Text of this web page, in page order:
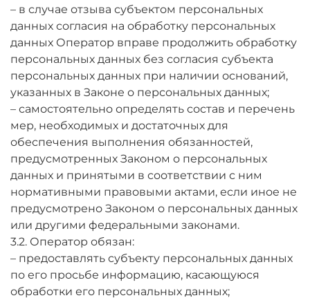
– в случае отзыва субъектом персональных
данных согласия на обработку персональных
данных Оператор вправе продолжить обработку
персональных данных без согласия субъекта
персональных данных при наличии оснований,
указанных в Законе о персональных данных;
– самостоятельно определять состав и перечень
мер, необходимых и достаточных для
обеспечения выполнения обязанностей,
предусмотренных Законом о персональных
данных и принятыми в соответствии с ним
нормативными правовыми актами, если иное не
предусмотрено Законом о персональных данных
или другими федеральными законами.
3.2. Оператор обязан:
– предоставлять субъекту персональных данных
по его просьбе информацию, касающуюся
обработки его персональных данных;